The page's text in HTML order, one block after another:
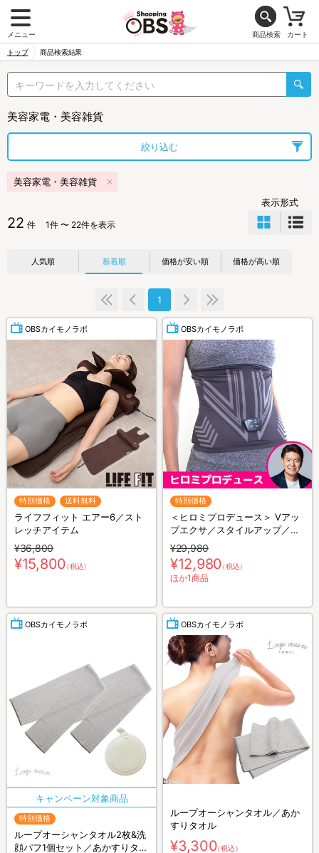
メニュー 商品検索 カート
トップ 商品検索結果
美容家電・美容雑貨
絞り込む
美容家電・美容雑貨
22 件 1件 〜 22件を表示
表示形式
人気順 新着順 価格が安い順 価格が高い順
1
OBSカイモノラボ
特別価格 送料無料
ライフフィット エアー6／スト
レッチアイテム
¥36,800
¥15,800（税込）
OBSカイモノラボ
特別価格
＜ヒロミプロデュース＞ Vアッ
プエクサ／スタイルアップ／お
腹用EMS
¥29,980
¥12,980（税込）
ほか1商品
OBSカイモノラボ
特別価格
ループオーシャンタオル2枚&洗
顔パフ1個セット／あかすりタオ
OBSカイモノラボ
ループオーシャンタオル／あか
すりタオル
¥3,300（税込）